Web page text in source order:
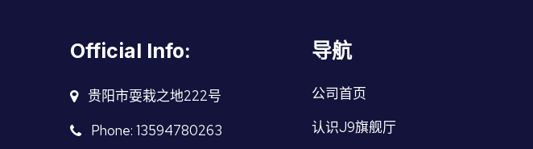
Official Info:
贵阳市耍栽之地222号
Phone: 13594780263
导航
公司首页
认识J9旗舰厅